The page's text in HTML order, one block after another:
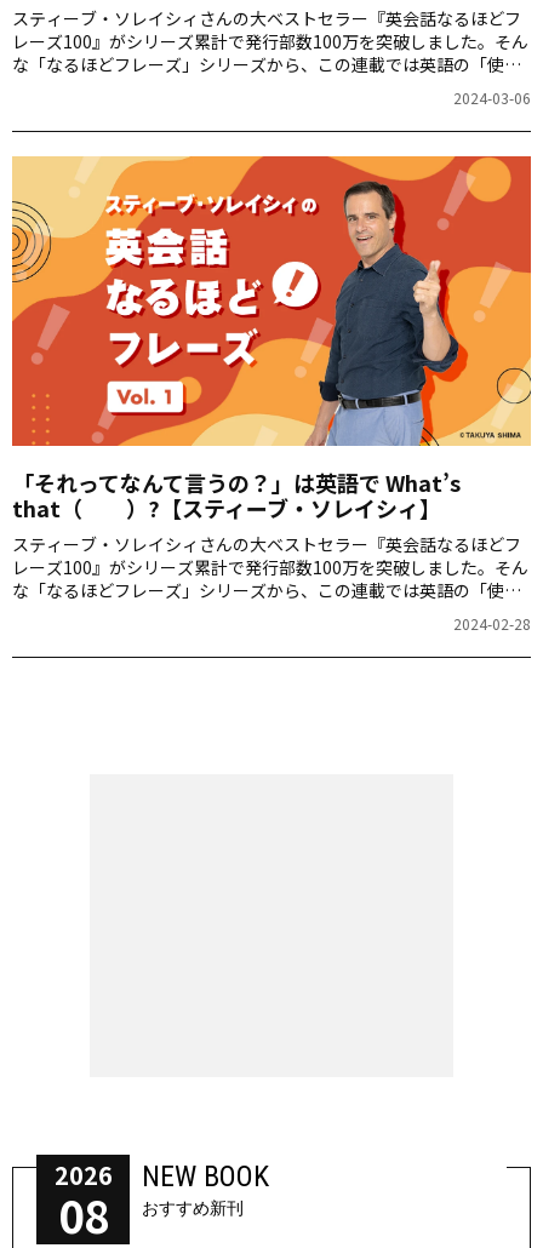
スティーブ・ソレイシィさんの大ベストセラー『英会話なるほどフ
レーズ100』がシリーズ累計で発行部数100万を突破しました。そん
な「なるほどフレーズ」シリーズから、この連載では英語の「使え
る裏技」を毎週ご紹介します。第2回は「だいじょうぶ」をお届けし
2024-03-06
「それってなんて言うの？」は英語で What’s
that（ ）?【スティーブ・ソレイシィ】
スティーブ・ソレイシィさんの大ベストセラー『英会話なるほどフ
レーズ100』がシリーズ累計で発行部数100万を突破しました。そん
な「なるほどフレーズ」シリーズから、この連載では英語の「使え
る裏技」を毎週ご紹介します。第1回は「それって何？」をお届けし
2024-02-28
2026
08
NEW BOOK
おすすめ新刊